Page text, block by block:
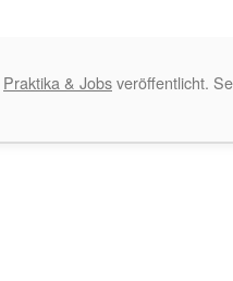
Praktika & Jobsveröffentlicht.